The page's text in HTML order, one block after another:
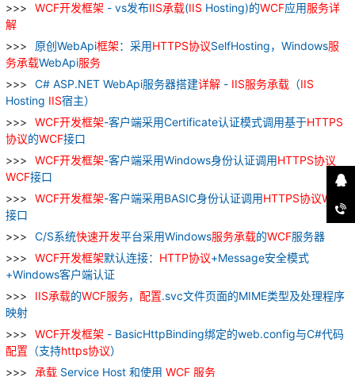
WCF开发框架 - vs发布IIS承载(IIS Hosting)的WCF应用服务详
解
原创WebApi框架：采用HTTPS协议SelfHosting，Windows服
务承载WebApi服务
C# ASP.NET WebApi服务器搭建详解 - IIS服务承载 （IIS
Hosting IIS宿主）
WCF开发框架-客户端采用Certificate认证模式调用基于HTTPS
协议的WCF接口
WCF开发框架-客户端采用Windows身份认证调用HTTPS协议
WCF接口
WCF开发框架-客户端采用BASIC身份认证调用HTTPS协议WCF
接口
C/S系统快速开发平台采用Windows服务承载的WCF服务器
WCF开发框架默认连接： HTTP协议+Message安全模式
+Windows客户端认证
IIS承载的WCF服务， 配置.svc文件页面的MIME类型及处理程序
映射
WCF开发框架 - BasicHttpBinding绑定的web.config与C#代码
配置 （支持https协议）
承载 Service Host 和使用 WCF 服务